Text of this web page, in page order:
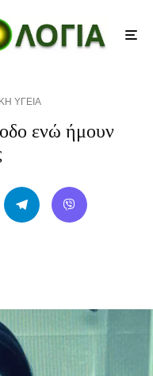
ΥΓΕΙΑ
ενώ ήμουν